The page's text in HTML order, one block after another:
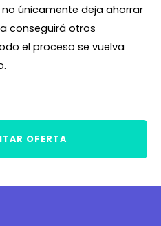
únicamente deja ahorrar
conseguirá otros
el proceso se vuelva
OFERTA